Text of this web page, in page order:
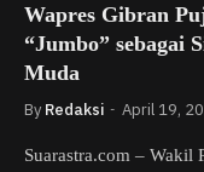
Wapres Gibran
“Jumbo” sebagai
Muda
By Redaksi April 19,
Suarastra.com – Wakil